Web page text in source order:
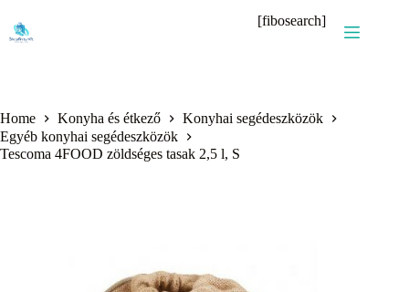
content
[fibosearch]
Home Konyha és étkező
Konyhai segédeszközök
Egyéb konyhai segédeszközök
Tescoma 4FOOD zöldséges tasak 2,5 l, S